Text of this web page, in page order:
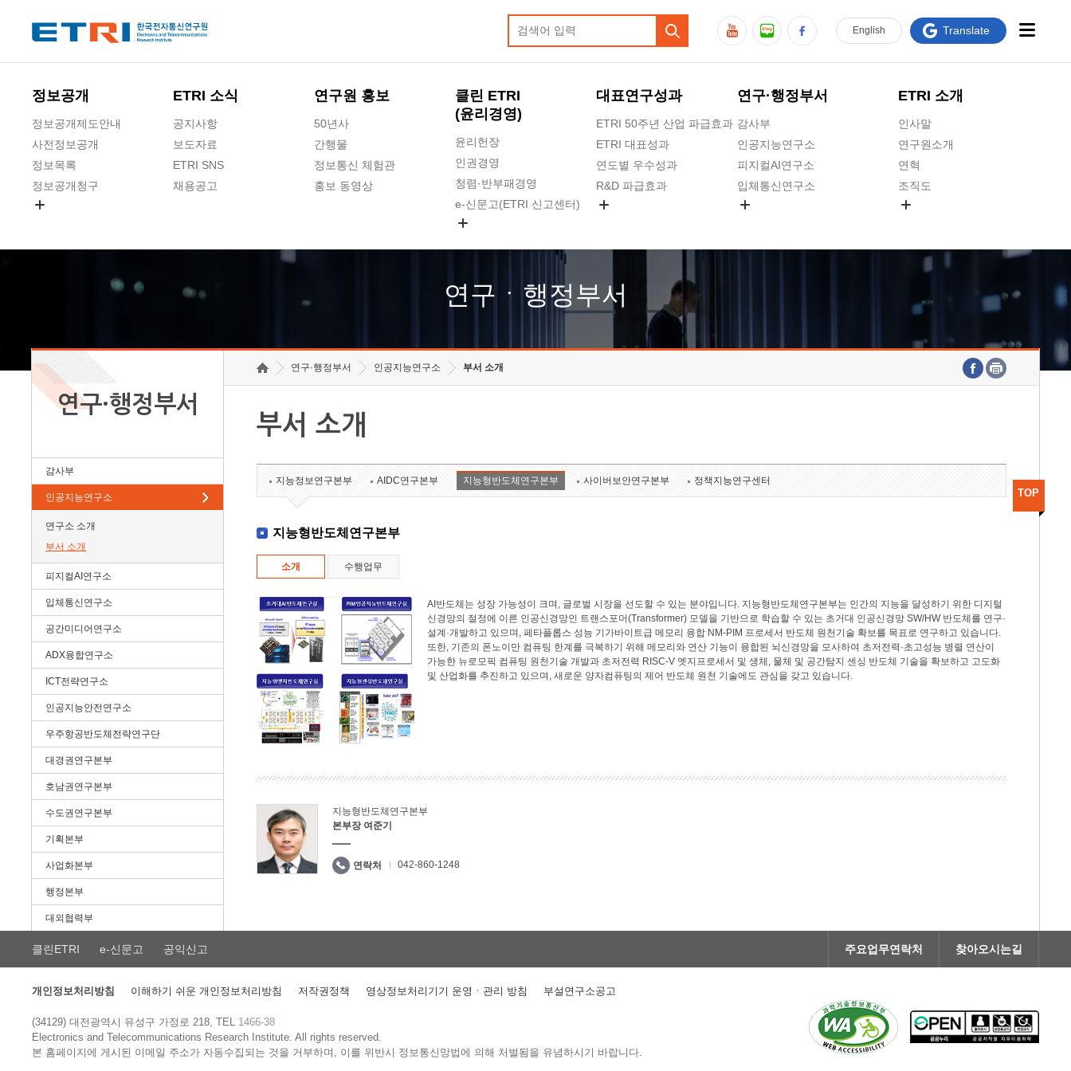
정보공개
정보공개제도안내
사전정보공개
정보목록
정보공개청구
ETRI 소식
공지사항
보도자료
ETRI SNS
채용공고
연구원 홍보
50년사
간행물
정보통신 체험관
홍보 동영상
클린 ETRI
(윤리경영)
윤리헌장
인권경영
청렴·반부패경영
e-신문고(ETRI 신고센터)
고객의소리
수의계약 현황
대표연구성과
ETRI 50주년 산업 파급효과
ETRI 대표성과
연도별 우수성과
R&D 파급효과
연구·행정부서
감사부
인공지능연구소
피지컬AI연구소
입체통신연구소
호남권연구본부
기획본부
ETRI 소개
인사말
연구원소개
연혁
조직도
연구원 고객헌장
주요업무연락처
English Translate
연구ㆍ행정부서
연구·행정부서
감사부
인공지능연구소
연구소 소개
부서 소개
피지컬AI연구소
입체통신연구소
공간미디어연구소
ADX융합연구소
ICT전략연구소
인공지능안전연구소
우주항공반도체전략연구단
대경권연구본부
호남권연구본부
수도권연구본부
기획본부
사업화본부
행정본부
대외협력부
연구·행정부서 인공지능연구소 부서 소개
부서 소개
지능정보연구본부 AIDC연구본부 지능형반도체연구본부 사이버보안연구본부 정책지능연구센터
지능형반도체연구본부
소개 수행업무
AI반도체는 성장 가능성이 크며, 글로벌 시장을 선도할 수 있는 분야입니다. 지능형반도체연구본부는 인간의 지능을 달성하기 위한 디지털
신경망의 절정에 이른 인공신경망인 트랜스포머(Transformer) 모델을 기반으로 학습할 수 있는 초거대 인공신경망 SW/HW 반도체를 연구·
설계·개발하고 있으며, 페타플롭스 성능 기가바이트급 메모리 융합 NM-PIM 프로세서 반도체 원천기술 확보를 목표로 연구하고 있습니다.
또한, 기존의 폰노이만 컴퓨팅 한계를 극복하기 위해 메모리와 연산 기능이 융합된 뇌신경망을 모사하여 초저전력·초고성능 병렬 연산이
가능한 뉴로모픽 컴퓨팅 원천기술 개발과 초저전력 RISC-V 엣지프로세서 및 생체, 물체 및 공간탐지 센싱 반도체 기술을 확보하고 고도화
및 산업화를 추진하고 있으며, 새로운 양자컴퓨팅의 제어 반도체 원천 기술에도 관심을 갖고 있습니다.
지능형반도체연구본부
본부장 여준기
연락처 042-860-1248
TOP
클린ETRI e-신문고 공익신고 주요업무연락처 찾아오시는길
개인정보처리방침 이해하기 쉬운 개인정보처리방침 저작권정책 영상정보처리기기 운영ㆍ관리 방침 부설연구소공고
(34129) 대전광역시 유성구 가정로 218, TEL 1466-38
Electronics and Telecommunications Research Institute.All rights reserved.
본 홈페이지에 게시된 이메일 주소가 자동수집되는 것을 거부하며, 이를 위반시 정보통신망법에 의해 처벌됨을 유념하시기 바랍니다.